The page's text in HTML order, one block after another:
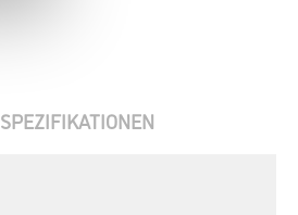
SPEZIFIKATIONEN